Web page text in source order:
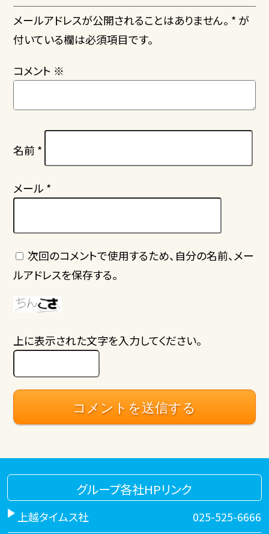
メールアドレスが公開されることはありません。 * が
付いている欄は必須項目です。
コメント ※
名前 *
メール *
次回のコメントで使用するため、自分の名前、メー
ルアドレスを保存する。
上に表示された文字を入力してください。
グループ各社HPリンク
上越タイムス社 025-525-6666